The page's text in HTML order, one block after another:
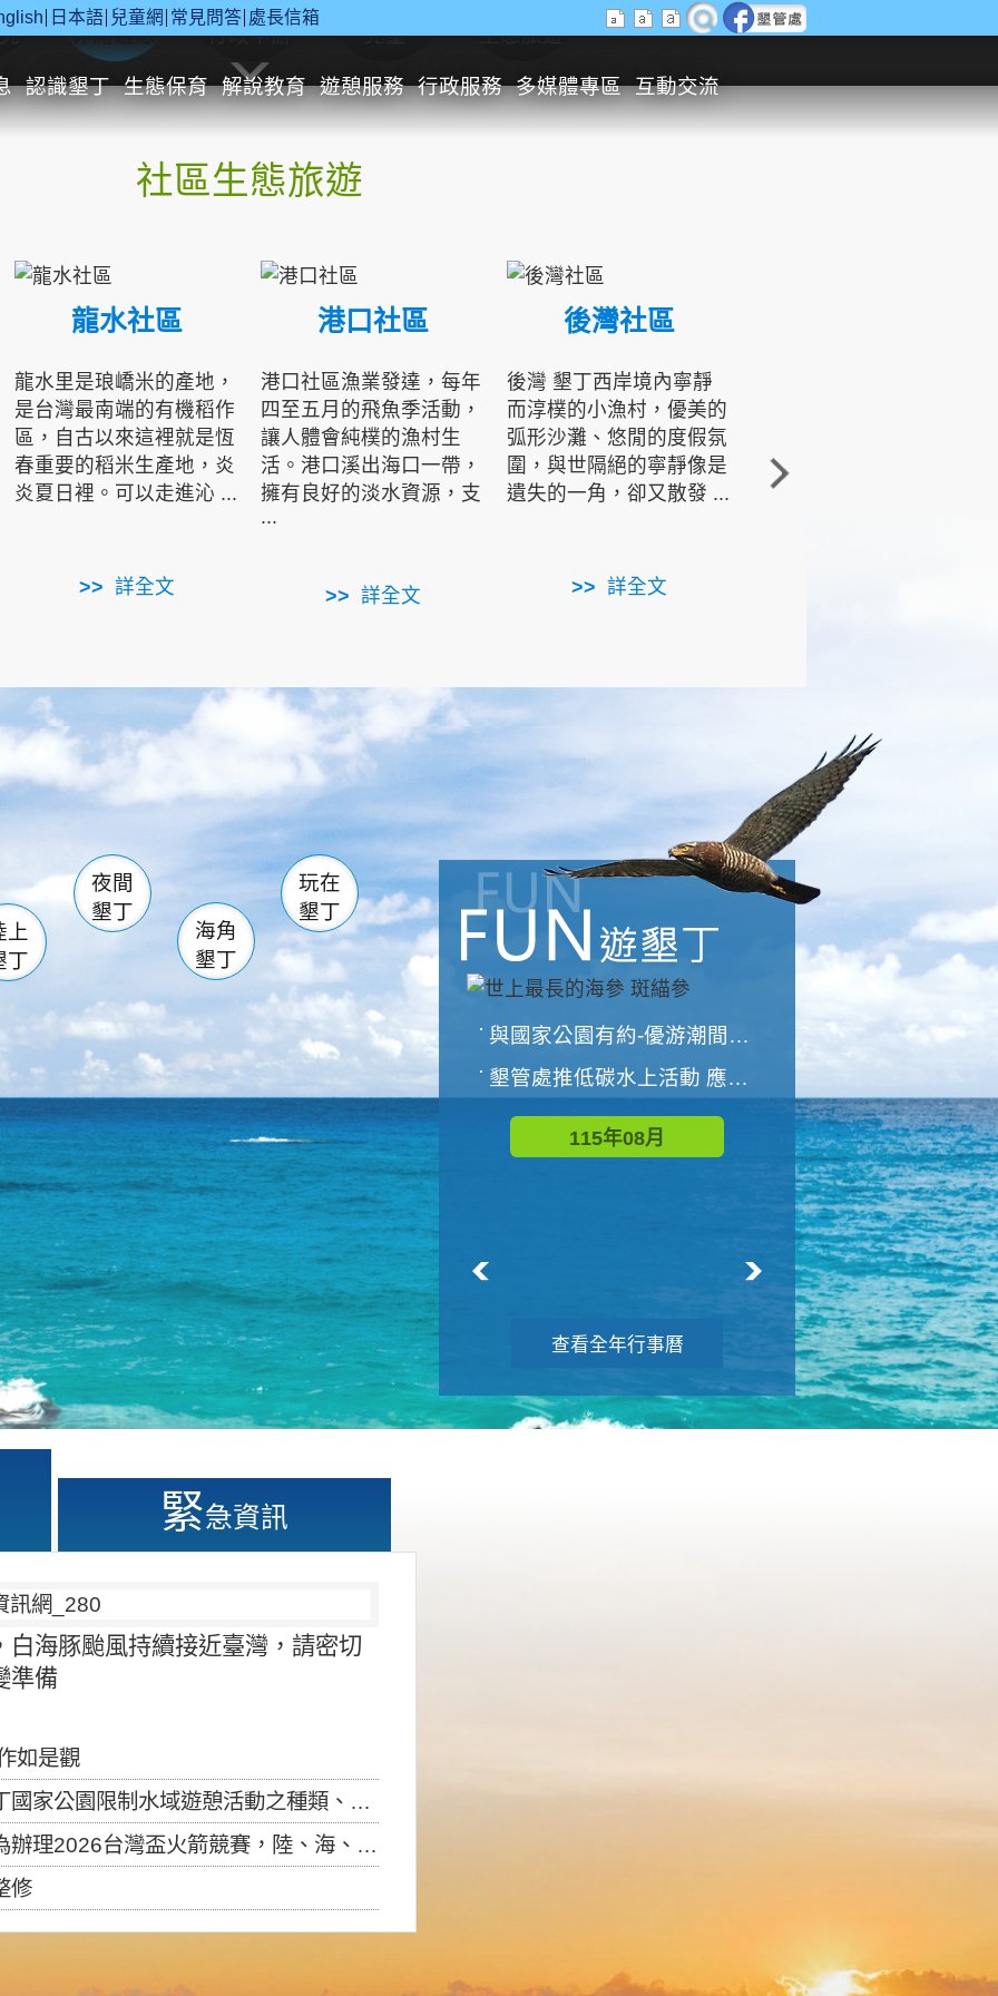
日本語 兒童網 常見問答 處長信箱
認識墾丁 生態保育 解說教育 遊憩服務 行政服務 多媒體專區 互動交流
休閒遊憩 行政申辦 兒童 生態旅遊
社區生態旅遊
龍水社區
龍水里是琅嶠米的產地，
是台灣最南端的有機稻作
區，自古以來這裡就是恆
春重要的稻米生產地，炎
炎夏日裡。可以走進沁 ...
詳全文
港口社區
港口社區漁業發達，每年
四至五月的飛魚季活動，
讓人體會純樸的漁村生
活。港口溪出海口一帶，
擁有良好的淡水資源，支
...
詳全文
後灣社區
後灣 墾丁西岸境內寧靜
而淳樸的小漁村，優美的
弧形沙灘、悠閒的度假氛
圍，與世隔絕的寧靜像是
遺失的一角，卻又散發 ...
詳全文
角的端點，冬季海浪拍打
著礁岸，旺盛的侵蝕作
南仁湖
滿州 佳樂水
森林遊樂區
墾管處遊客中心
社頂公園 風吹沙
船帆石 龍磐公園
香蕉灣 龍坑
鵝鑾鼻
上
丁
夜間
墾丁
海角
墾丁
玩在
墾丁
與國家公園有約-優游潮間探險者
墾管處推低碳水上活動 應屆畢業生限額免費參加
115年08月
世界地球清潔日 墾管處辦理「2026年墾丁國家公園沙灘淨灘活動
115年09月
查看全年行事曆
緊急資訊
海豚颱風持續接近臺灣，請密切
準備
如是觀
制水域遊憩活動之種類、範圍、時間及行為」，自即日生效。
盃火箭競賽，陸、海、空域警戒及協調相關事宜，因颱風備案事宜
修